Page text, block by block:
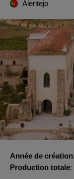
Alentejo
Année de création
Production totale